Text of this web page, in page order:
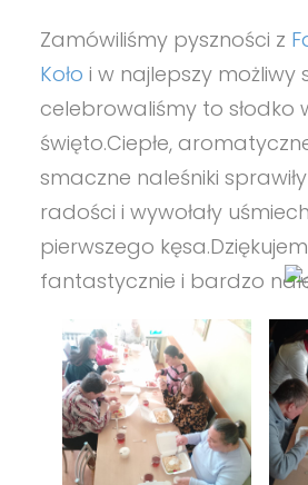
Zamówiliśmy pyszności z
Koło i w najlepszy możliwy
celebrowaliśmy to słodko
święto.Ciepłe,
smaczne naleśniki
radości i wywołały
pierwszego
fantastycznie i bardzo